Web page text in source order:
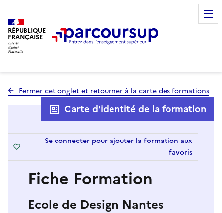
RÉPUBLIQUE
FRANÇAISE
Fermer cet onglet et retourner à la carte des formations
Fiche Formation
Ecole de Design Nantes
Carte d'identité de la formation
Se connecter pour ajouter la formation aux
favoris